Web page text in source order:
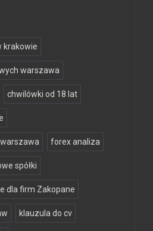
krakowie
warszawa
chwilówki od 18 lat
forex analiza
spółki
dla firm Zakopane
klauzula do cv